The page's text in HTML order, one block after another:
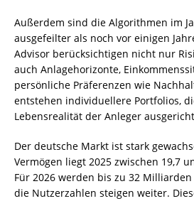
Außerdem sind die Algorithmen im
ausgefeilter als noch vor einigen
Advisor berücksichtigen nicht nur
auch Anlagehorizonte,
persönliche Präferenzen wie
entstehen individuellere Portfolios,
Lebensrealität der Anleger
Der deutsche Markt ist stark
Vermögen liegt 2025 zwischen 19,7
Für 2026 werden bis zu 32
die Nutzerzahlen steigen weiter.